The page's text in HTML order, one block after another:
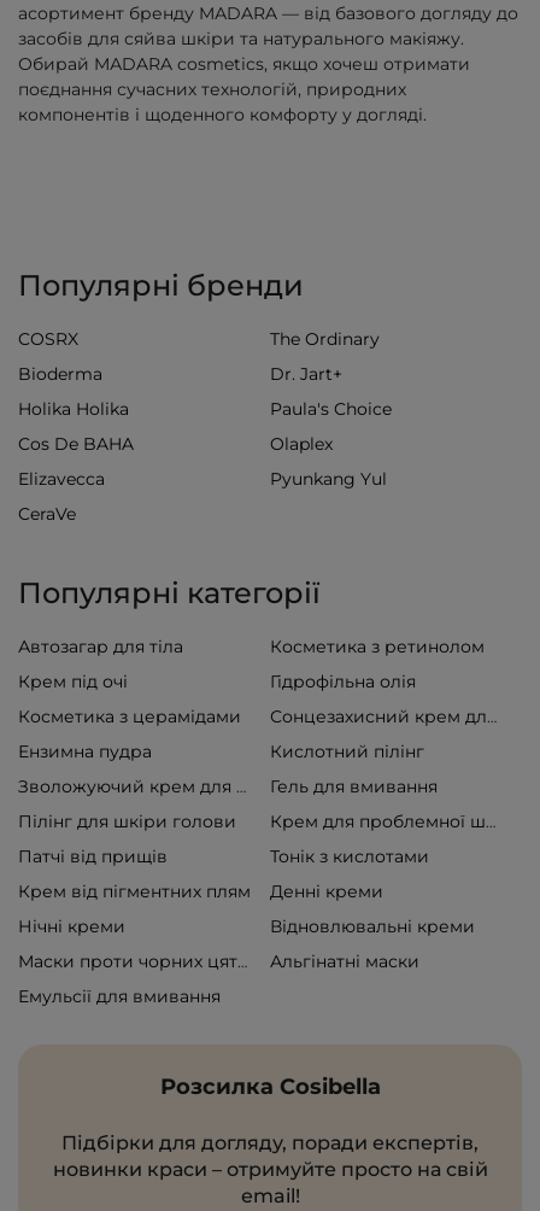
асортимент бренду MАDARA — від базового догляду до
засобів для сяйва шкіри та натурального макіяжу.
Обирай MАDARA cosmetics, якщо хочеш отримати
поєднання сучасних технологій, природних
компонентів і щоденного комфорту у догляді.
Популярні бренди
COSRX
The Ordinary
Bioderma
Dr. Jart+
Holika Holika
Paula's Choice
Cos De BAHA
Olaplex
Elizavecca
Pyunkang Yul
CeraVe
Популярні категорії
Автозагар для тіла
Косметика з ретинолом
Крем під очі
Гідрофільна олія
Косметика з церамідами
Сонцезахисний крем для обличчя
Ензимна пудра Кислотний пілінг
Зволожуючий крем для обличчя
Гель для вмивання
Пілінг для шкіри голови
Крем для проблемної шкіри
Патчі від прищів
Тонік з кислотами
Крем від пігментних плям
Денні креми
Нічні креми
Відновлювальні креми
Маски проти чорних цяток
Альгінатні маски
Емульсії для вмивання
Розсилка Cosibella
Підбірки для догляду, поради експертів,
новинки краси – отримуйте просто на свій
email!